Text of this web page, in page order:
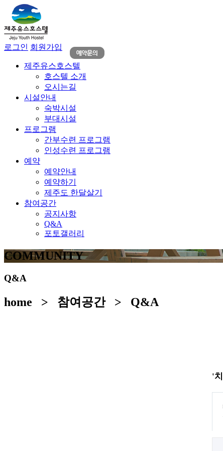
로그인 회원가입
제주유스호스텔
호스텔 소개
오시는길
시설안내
숙박시설
부대시설
프로그램
간부수련 프로그램
인성수련 프로그램
예약
예약안내
예약하기
제주도 한달살기
참여공간
공지사항
Q&A
포토갤러리
COMMUNITY
Q&A
home > 참여공간 > Q&A
'